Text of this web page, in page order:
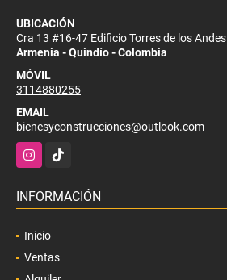
UBICACIÓN
Cra 13 #16-47 Edificio Torres de los Andes
Armenia - Quindío - Colombia
MÓVIL
3114880255
EMAIL
bienesyconstrucciones@outlook.com
Instagram
TikTok
INFORMACIÓN
Inicio
Ventas